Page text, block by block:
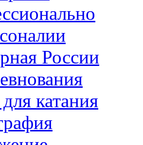
России
катания